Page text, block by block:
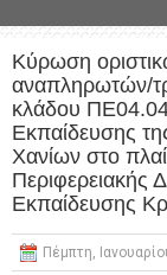
Κύρωση
αναπληρωτών/
κλάδου
Εκπαίδευσης
Χανίων στο
Περιφερειακής
Εκπαίδευσης
Πέμπτη,